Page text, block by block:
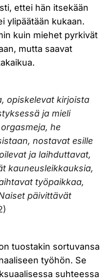
ettei hän itsekään
ylipäätään kukaan.
kuin miehet pyrkivät
mutta saavat
opiskelevat kirjoista
ja mieli
he
nostavat esille
ja laihduttavat,
kauneusleikkauksia,
työpaikkaa,
päivittävät
tuostakin sortuvansa
työhön. Se
suhteessa